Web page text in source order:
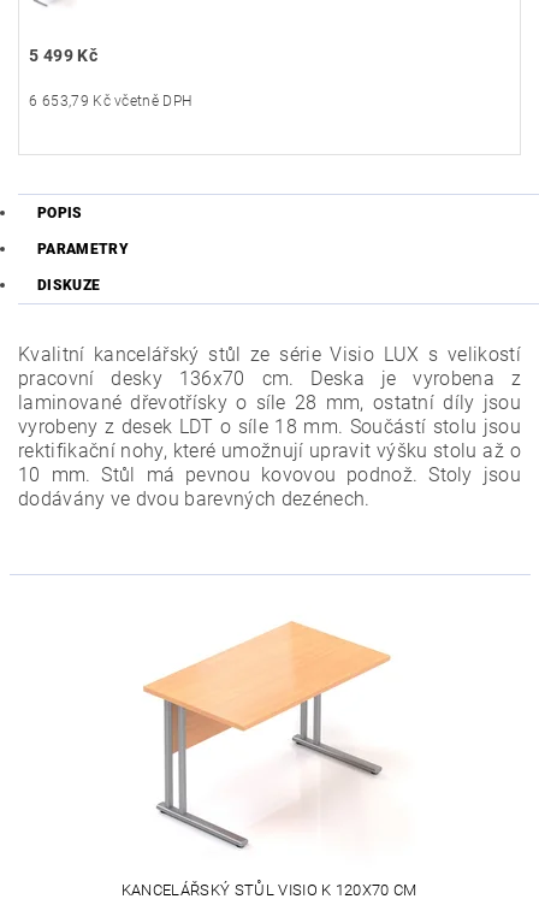
5 499 Kč
6 653,79 Kč včetně DPH
POPIS
PARAMETRY
DISKUZE
Kvalitní kancelářský stůl ze série Visio LUX s velikostí
pracovní desky 136x70 cm. Deska je vyrobena z
laminované dřevotřísky o síle 28 mm, ostatní díly jsou
vyrobeny z desek LDT o síle 18 mm. Součástí stolu jsou
rektifikační nohy, které umožnují upravit výšku stolu až o
10 mm. Stůl má pevnou kovovou podnož. Stoly jsou
dodávány ve dvou barevných dezénech.
KANCELÁŘSKÝ STŮL VISIO K 120X70 CM